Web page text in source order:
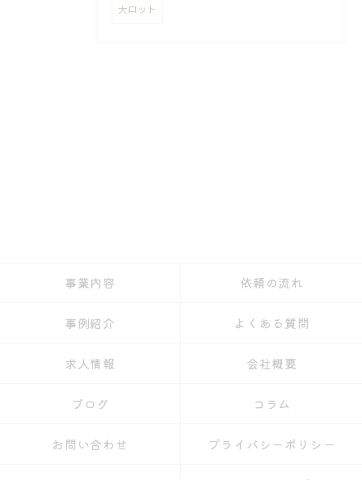
大ロット
事業内容 依頼の流れ
事例紹介 よくある質問
求人情報 会社概要
ブログ コラム
お問い合わせ プライバシーポリシー